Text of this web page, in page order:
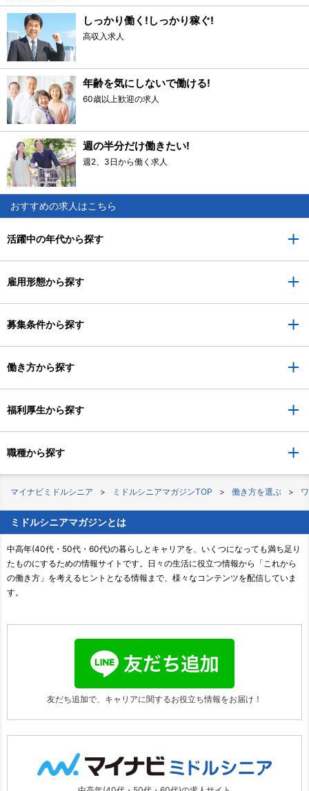
しっかり働く!しっかり稼ぐ!
高収入求人
年齢を気にしないで働ける!
60歳以上歓迎の求人
週の半分だけ働きたい!
週2、3日から働く求人
おすすめの求人はこちら
活躍中の年代から探す
雇用形態から探す
募集条件から探す
働き方から探す
福利厚生から探す
職種から探す
マイナビミドルシニア ミドルシニアマガジンTOP 働き方を選ぶ
ミドルシニアマガジンとは
中高年(40代・50代・60代)の暮らしとキャリアを、いくつになっても満ち足り
たものにするための情報サイトです。日々の生活に役立つ情報から「これから
の働き方」を考えるヒントとなる情報まで、様々なコンテンツを配信していま
す。
友だち追加で、キャリアに関するお役立ち情報をお届け！